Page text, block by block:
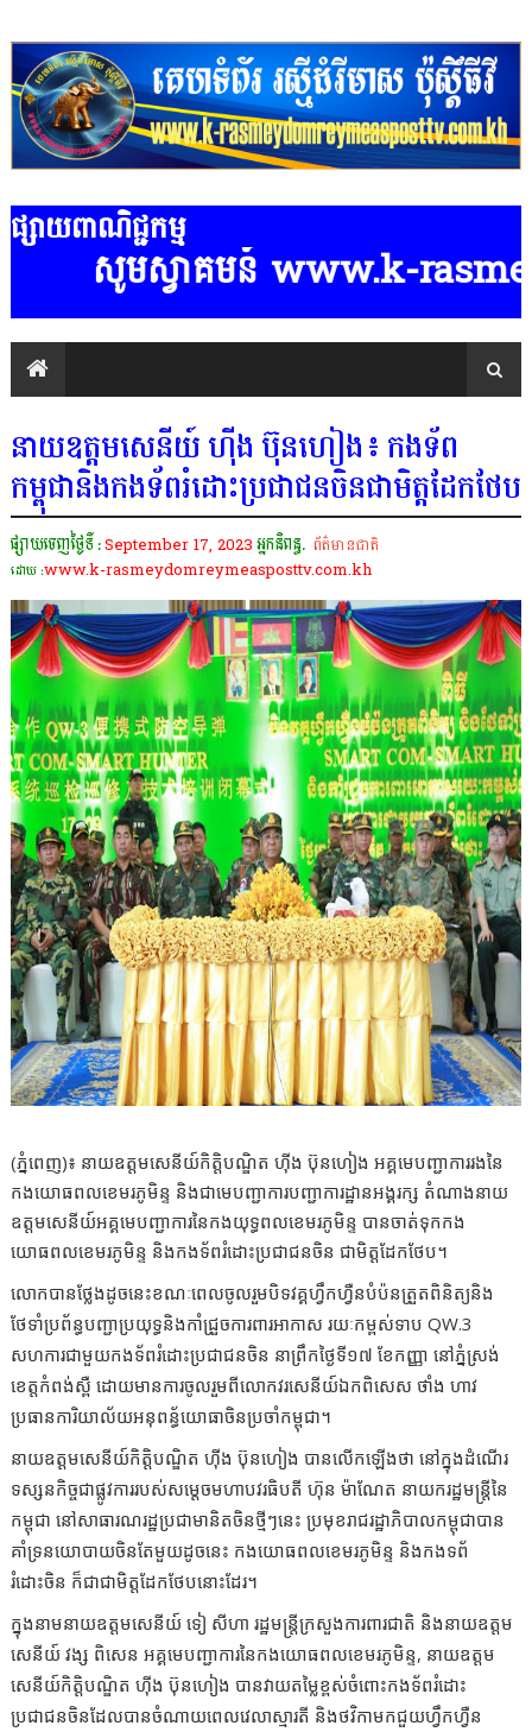
ផ្សាយពាណិជ្ជកម្ម
ស្វាគមន៍ www.k-
នាយឧត្តមសេនីយ៍ ហ៊ីង ប៊ុនហៀង៖ កងទ័ព
កម្ពុជានិងកងទ័ពរំដោះប្រជាជនចិនជាមិត្តដែកថែប
ផ្សាយចេញថ្ងៃទី :September 17, 2023 អ្នកនិពន្ធ. ព័ត៌មានជាតិ
ដោយ :www.k-rasmeydomreymeasposttv.com.kh
(ភ្នំពេញ)៖ នាយឧត្តមសេនីយ៍កិត្តិបណ្ឌិត ហ៊ីង ប៊ុនហៀង អគ្គមេបញ្ជាការរងនៃ
កងយោធពលខេមរភូមិន្ទ និងជាមេបញ្ជាការបញ្ជាការដ្ឋានអង្គរក្ស តំណាងនាយ
ឧត្តមសេនីយ៍អគ្គមេបញ្ជាការនៃកងយុទ្ធពលខេមរភូមិន្ទ បានចាត់ទុកកង
យោធពលខេមរភូមិន្ទ និងកងទ័ពរំដោះប្រជាជនចិន ជាមិត្តដែកថែប។
លោកបានថ្លែងដូចនេះខណៈពេលចូលរួមបិទវគ្គហ្វឹកហ្វឺនបំប៉នត្រួតពិនិត្យនិង
ថែទាំប្រព័ន្ធបញ្ជាប្រយុទ្ធនិងកាំជ្រួចការពារអាកាស រយៈកម្ពស់ទាប QW.3
សហការជាមួយកងទ័ពរំដោះប្រជាជនចិន នាព្រឹកថ្ងៃទី១៧ ខែកញ្ញា នៅភ្នំស្រង់
ខេត្តកំពង់ស្ពឺ ដោយមានការចូលរួមពីលោកវរសេនីយ៍ឯកពិសេស ថាំង ហាវ
ប្រធានការិយាល័យអនុពន្ធ័យោធាចិនប្រចាំកម្ពុជា។
នាយឧត្តមសេនីយ៍កិត្តិបណ្ឌិត ហ៊ីង ប៊ុនហៀង បានលើកឡើងថា នៅក្នុងដំណើរ
ទស្សនកិច្ចជាផ្លូវការរបស់សម្ដេចមហាបវរធិបតី ហ៊ុន ម៉ាណែត នាយករដ្ឋមន្រ្តីនៃ
កម្ពុជា នៅសាធារណរដ្ឋប្រជាមានិតចិនថ្មីៗនេះ ប្រមុខរាជរដ្ឋាភិបាលកម្ពុជាបាន
គាំទ្រនយោបាយចិនតែមួយដូចនេះ កងយោធពលខេមរភូមិន្ទ និងកងទព័
រំដោះចិន ក៏ជាជាមិត្តដែកថែបនោះដែរ។
ក្នុងនាមនាយឧត្ដមសេនីយ៍ ទៀ សីហា រដ្ឋមន្រ្តីក្រសួងការពារជាតិ និងនាយឧត្តម
សេនីយ៍ វង្ស ពិសេន អគ្គមេបញ្ជាការនៃកងយោធពលខេមរភូមិន្ទ, នាយឧត្តម
សេនីយ៍កិត្តិបណ្ឌិត ហ៊ីង ប៊ុនហៀង បានវាយតម្លៃខ្ពស់ចំពោះកងទ័ពរំដោះ
ប្រជាជនចិនដែលបានចំណាយពេលវេលាស្មារតី និងថវិកាមកជួយហ្វឹកហ្វឺន